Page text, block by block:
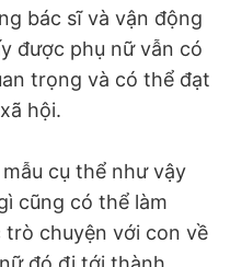
bác sĩ và vận động
được phụ nữ vẫn có
trọng và có thể đạt
hội.
cụ thể như vậy
cũng có thể làm
chuyện với con về